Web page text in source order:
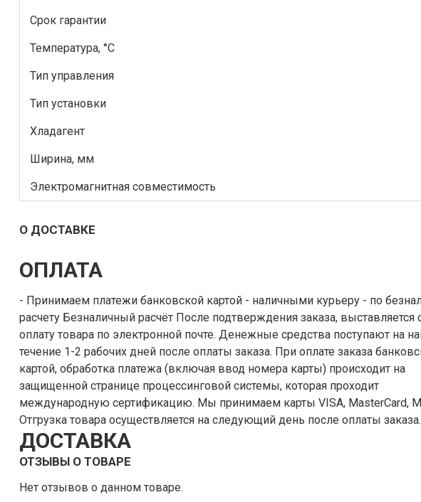
Срок гарантии
Температура, °C
Тип управления
Тип установки
Хладагент
Ширина, мм
Электромагнитная совместимость
О ДОСТАВКЕ
ОПЛАТА
- Принимаем платежи банковской картой - наличными курьеру - по безналичному
расчету Безналичный расчёт После подтверждения заказа, выставляется счет на
оплату товара по электронной почте. Денежные средства поступают на наш счёт в
течение 1-2 рабочих дней после оплаты заказа. При оплате заказа банковской
картой, обработка платежа (включая ввод номера карты) происходит на
защищенной странице процессинговой системы, которая проходит
международную сертификацию. Мы принимаем карты VISA, MasterCard, МИР и т.п.
Отгрузка товара осуществляется на следующий день после оплаты заказа.
ДОСТАВКА
ОТЗЫВЫ О ТОВАРЕ
Нет отзывов о данном товаре.